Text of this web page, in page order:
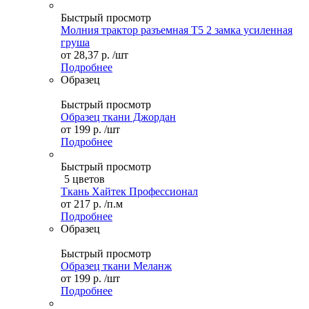
Быстрый просмотр
Молния трактор разъемная Т5 2 замка усиленная
груша
от 28,37 р. /шт
Подробнее
Образец
Быстрый просмотр
Образец ткани Джордан
от 199 р. /шт
Подробнее
Быстрый просмотр
5 цветов
Ткань Хайтек Профессионал
от 217 р. /п.м
Подробнее
Образец
Быстрый просмотр
Образец ткани Меланж
от 199 р. /шт
Подробнее